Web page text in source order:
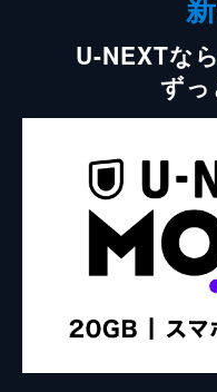
U-NEXTな
ずっ